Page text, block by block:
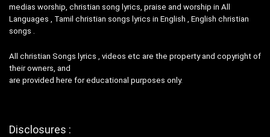
medias worship, christian song lyrics, praise and worship in All
Languages , Tamil christian songs lyrics in English , English christian
songs .
All christian Songs lyrics , videos etc are the property and copyright of
their owners, and
are provided here for educational purposes only.
Disclosures :